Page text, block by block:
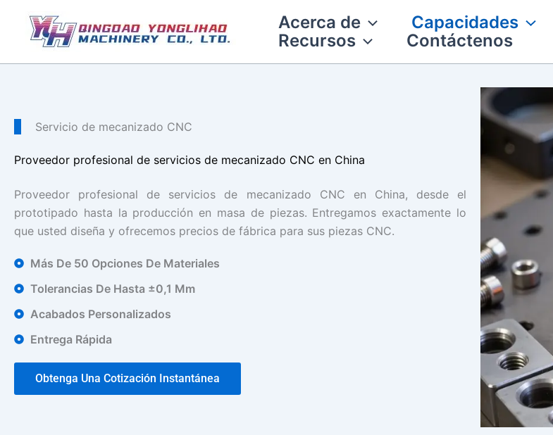
contenido
Acerca de Capacidades
Recursos
Contáctenos
Servicio de mecanizado CNC
Proveedor profesional de servicios de mecanizado CNC en China
Proveedor profesional de servicios de mecanizado CNC en China, desde el
prototipado hasta la producción en masa de piezas. Entregamos exactamente lo
que usted diseña y ofrecemos precios de fábrica para sus piezas CNC.
Más De 50 Opciones De Materiales
Tolerancias De Hasta ±0,1 Mm
Acabados Personalizados
Entrega Rápida
Obtenga Una Cotización Instantánea